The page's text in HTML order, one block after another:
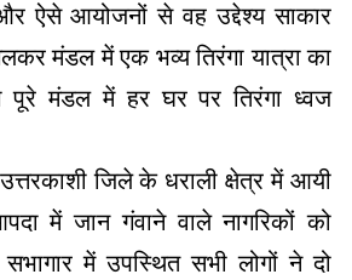
ऐसे आयोजनों से वह उद्देश्य साकार
मंडल में एक भव्य तिरंगा यात्रा का
मंडल में हर घर पर तिरंगा ध्वज
उत्तरकाशी जिले के धराली क्षेत्र में आयी
में जान गंवाने वाले नागरिकों को
सभागार में उपस्थित सभी लोगों ने दो